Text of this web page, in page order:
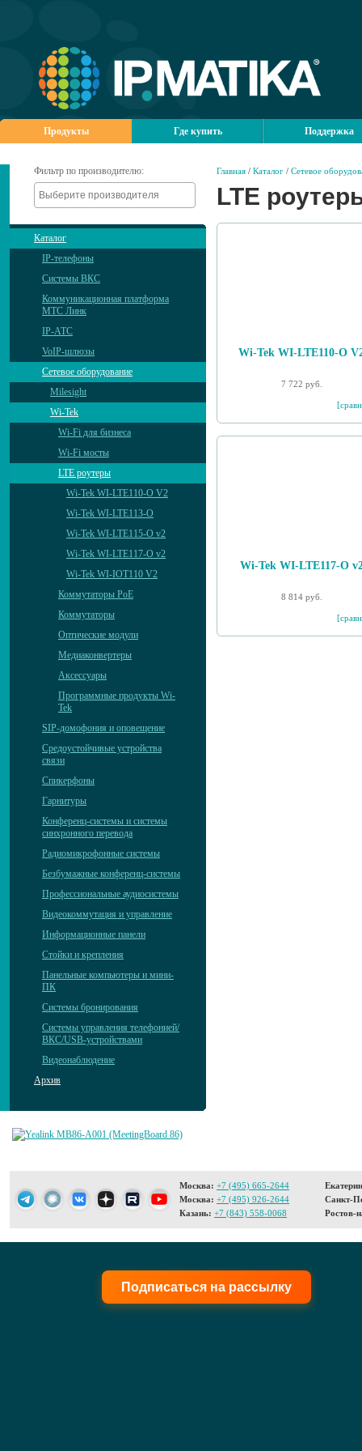
Продукты Где купить Поддержка
Фильтр по производителю:
Каталог
IP-телефоны
Системы ВКС
Коммуникационная платформа
МТС Линк
IP-АТС
VoIP-шлюзы
Сетевое оборудование
Milesight
Wi-Tek
Wi-Fi для бизнеса
Wi-Fi мосты
LTE роутеры
Wi-Tek WI-LTE110-O V2
Wi-Tek WI-LTE113-O
Wi-Tek WI-LTE115-O v2
Wi-Tek WI-LTE117-O v2
Wi-Tek WI-IOT110 V2
Коммутаторы PoE
Коммутаторы
Оптические модули
Медиаконвертеры
Аксессуары
Программные продукты Wi-
Tek
SIP-домофония и оповещение
Средоустойчивые устройства
связи
Спикерфоны
Гарнитуры
Конференц-системы и системы
синхронного перевода
Радиомикрофонные системы
Безбумажные конференц-системы
Профессиональные аудиосистемы
Видеокоммутация и управление
Информационные панели
Стойки и крепления
Панельные компьютеры и мини-
ПК
Системы бронирования
Системы управления телефонией/
ВКС/USB-устройствами
Видеонаблюдение
Архив
Главная / Каталог / Сетевое
LTE
Wi-Tek WI-LTE110-O
7 722 руб.
Wi-Tek WI-LTE117-O
8 814 руб.
Москва: +7 (495) 665-2644
Москва: +7 (495) 926-2644
Казань: +7 (843) 558-0068
Санкт-
Ростов-
Подписаться на рассылку